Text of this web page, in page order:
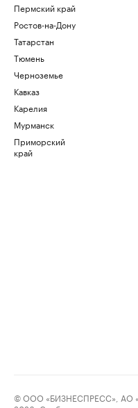
Пермский край
Ростов-на-Дону
Татарстан
Тюмень
Черноземье
Кавказ
Карелия
Мурманск
Приморский
край
© ООО «БИЗНЕСПРЕСС», АО